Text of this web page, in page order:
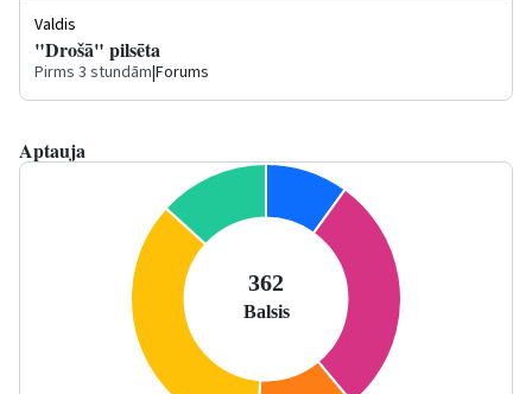
Valdis
"Drošā" pilsēta
Pirms 3 stundām|Forums
Aptauja